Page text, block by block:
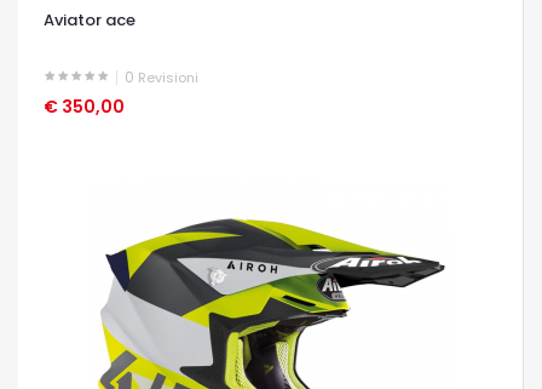
Aviator ace
0 Revisioni
€ 350,00
OCCHIATA VELOCE